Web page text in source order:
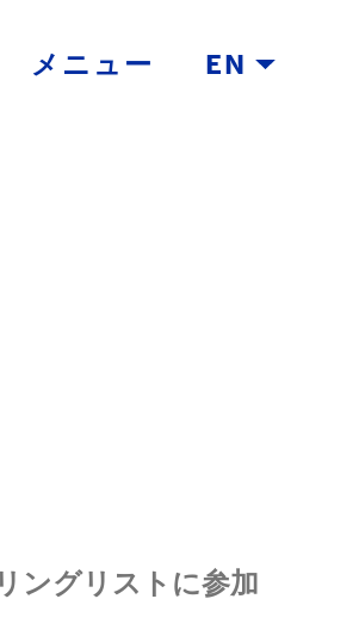
メニュー EN
ングリストに参加